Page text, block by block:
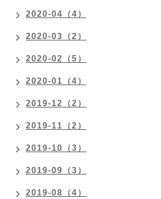
2020-04（4）
2020-03（2）
2020-02（5）
2020-01（4）
2019-12（2）
2019-11（2）
2019-10（3）
2019-09（3）
2019-08（4）